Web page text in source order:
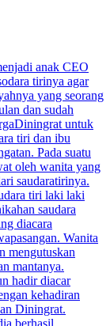
anak CEO
tirinya agar
yang seorang
dan sudah
untuk
tiri dan ibu
Pada suatu
oleh wanita yang
saudaratirinya.
tiri laki laki
saudara
diacara
Wanita
mengutuskan
mantanya.
hadir diacar
kehadiran
Diningrat.
berhasil